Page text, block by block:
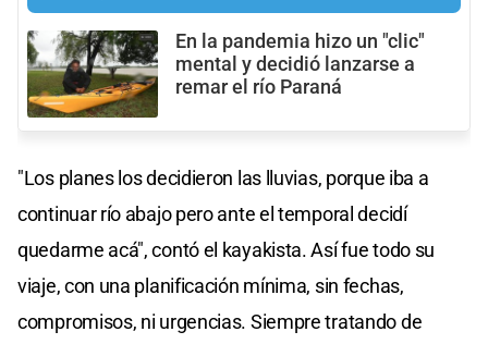
En la pandemia hizo un "clic"
mental y decidió lanzarse a
remar el río Paraná
"Los planes los decidieron las lluvias, porque iba a
continuar río abajo pero ante el temporal decidí
quedarme acá", contó el kayakista. Así fue todo su
viaje, con una planificación mínima, sin fechas,
compromisos, ni urgencias. Siempre tratando de